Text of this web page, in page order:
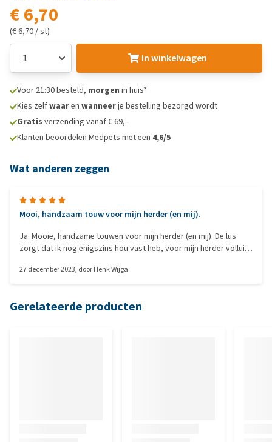
€ 6,70
(€ 6,70 / st)
In winkelwagen
Voor 21:30 besteld, morgen in huis*
Kies zelfwaaren wanneerje bestelling bezorgd wordt
Gratis verzending vanaf € 69,-
Klanten beoordelen Medpets met een 4,6/5
Wat anderen zeggen
Mooi, handzaam touw voor mijn herder (en mij).
Ja. Mooie, handzame touwen voor mijn herder (en mij). De lus
zorgt dat ik nog enigszins hou vast heb, voor mijn herder volluit
vast heb. Prima prijs voor goede kwaliteit touwen.
27 december 2023, doorHenk Wijga
Gerelateerde producten